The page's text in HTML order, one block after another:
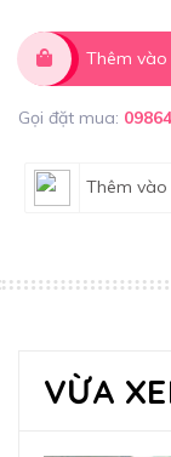
Thêm
Gọi đặt mua:
Thêm vào
VỪA